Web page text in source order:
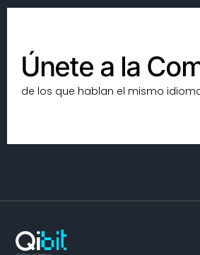
Únete a la
de los que hablan el mismo